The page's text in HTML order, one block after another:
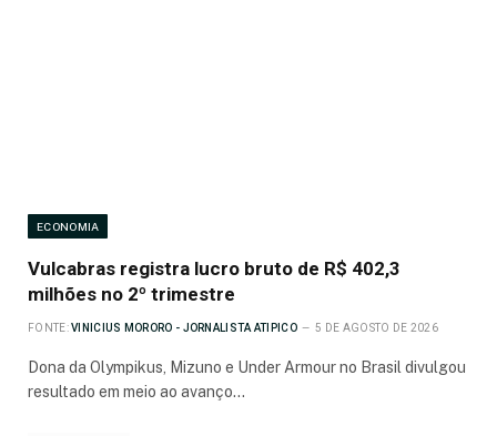
ECONOMIA
Vulcabras registra lucro bruto de R$ 402,3
milhões no 2º trimestre
FONTE: VINICIUS MORORO - JORNALISTA ATIPICO 5 DE AGOSTO DE 2026
Dona da Olympikus, Mizuno e Under Armour no Brasil divulgou
resultado em meio ao avanço…